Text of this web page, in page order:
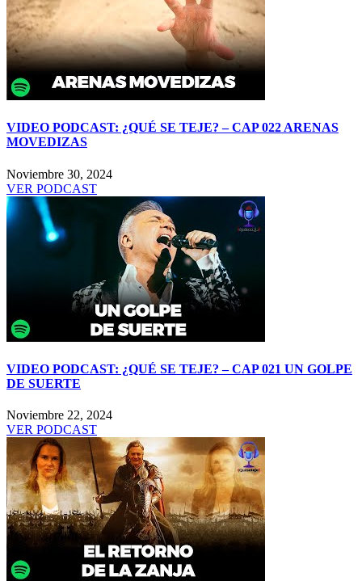
VIDEO PODCAST: ¿QUÉ SE TEJE? – CAP 022 ARENAS
MOVEDIZAS
Noviembre 30, 2024
VER PODCAST
VIDEO PODCAST: ¿QUÉ SE TEJE? – CAP 021 UN GOLPE
DE SUERTE
Noviembre 22, 2024
VER PODCAST